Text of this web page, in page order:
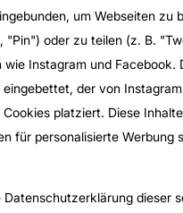
um Webseiten zu
"Pin") oder zu teilen (z. B.
wie Instagram und Facebook.
eingebettet, der von
platziert. Diese
für personalisierte Werbung
Datenschutzerklärung dieser